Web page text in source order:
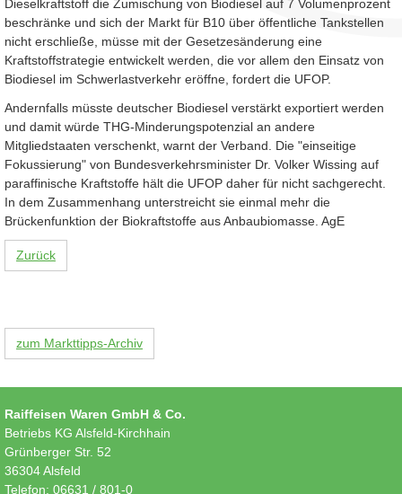
Dieselkraftstoff die Zumischung von Biodiesel auf 7 Volumenprozent
beschränke und sich der Markt für B10 über öffentliche Tankstellen
nicht erschließe, müsse mit der Gesetzesänderung eine
Kraftstoffstrategie entwickelt werden, die vor allem den Einsatz von
Biodiesel im Schwerlastverkehr eröffne, fordert die UFOP.
Andernfalls müsste deutscher Biodiesel verstärkt exportiert werden
und damit würde THG-Minderungspotenzial an andere
Mitgliedstaaten verschenkt, warnt der Verband. Die "einseitige
Fokussierung" von Bundesverkehrsminister Dr. Volker Wissing auf
paraffinische Kraftstoffe hält die UFOP daher für nicht sachgerecht.
In dem Zusammenhang unterstreicht sie einmal mehr die
Brückenfunktion der Biokraftstoffe aus Anbaubiomasse. AgE
Zurück
zum Markttipps-Archiv
Raiffeisen Waren GmbH & Co.
Betriebs KG Alsfeld-Kirchhain
Grünberger Str. 52
36304 Alsfeld
Telefon: 06631 / 801-0